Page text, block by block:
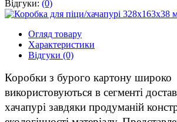
Відгуки: (0)
Огляд товару
Характеристики
Відгуки (0)
Коробки з бурого картону широко
використовуються в сегменті
хачапурі завдяки продуманій